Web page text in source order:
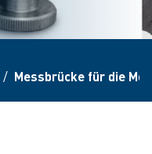
/ Messbrücke für die